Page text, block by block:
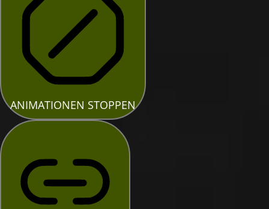
ANIMATIONEN STOPPEN